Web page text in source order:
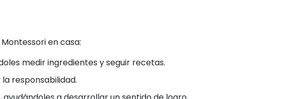
en casa:
medir ingredientes y seguir recetas.
responsabilidad.